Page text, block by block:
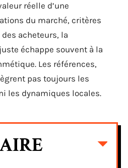
réelle d’une
du marché, critères
acheteurs, la
échappe souvent à la
Les références,
pas toujours les
les dynamiques locales.